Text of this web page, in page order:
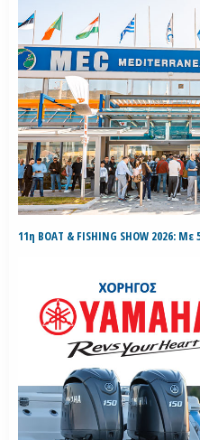
11η BOAT & FISHING SHOW 2026: